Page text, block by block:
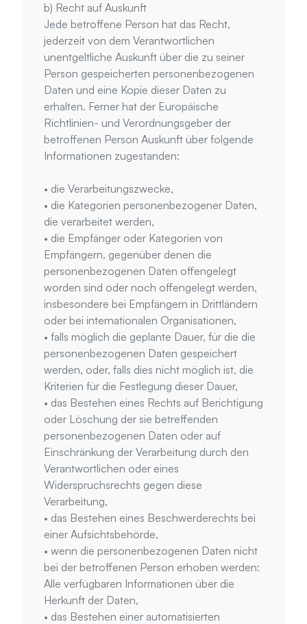
b) Recht auf Auskunft
Jede betroffene Person hat das Recht,
jederzeit von dem Verantwortlichen
unentgeltliche Auskunft über die zu seiner
Person gespeicherten personenbezogenen
Daten und eine Kopie dieser Daten zu
erhalten. Ferner hat der Europäische
Richtlinien- und Verordnungsgeber der
betroffenen Person Auskunft über folgende
Informationen zugestanden:
• die Verarbeitungszwecke,
• die Kategorien personenbezogener Daten,
die verarbeitet werden,
• die Empfänger oder Kategorien von
Empfängern, gegenüber denen die
personenbezogenen Daten offengelegt
worden sind oder noch offengelegt werden,
insbesondere bei Empfängern in Drittländern
oder bei internationalen Organisationen,
• falls möglich die geplante Dauer, für die die
personenbezogenen Daten gespeichert
werden, oder, falls dies nicht möglich ist, die
Kriterien für die Festlegung dieser Dauer,
• das Bestehen eines Rechts auf Berichtigung
oder Löschung der sie betreffenden
personenbezogenen Daten oder auf
Einschränkung der Verarbeitung durch den
Verantwortlichen oder eines
Widerspruchsrechts gegen diese
Verarbeitung,
• das Bestehen eines Beschwerderechts bei
einer Aufsichtsbehörde,
• wenn die personenbezogenen Daten nicht
bei der betroffenen Person erhoben werden:
Alle verfügbaren Informationen über die
Herkunft der Daten,
• das Bestehen einer automatisierten